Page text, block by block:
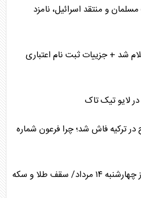
و منتقد اسرائیل، نامزد
شد + جزییات ثبت نام اعتباری
لایو تیک تاک
ترکیه فاش شد؛ چرا فرعون شماره
آخرین قیمت طلا و سکه امروز چهارشنبه ۱۴ مرداد/ سقف طلا و سکه